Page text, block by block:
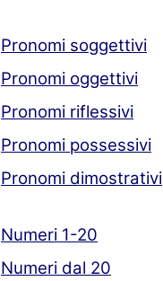
Pronomi soggettivi
Pronomi oggettivi
Pronomi riflessivi
Pronomi possessivi
Pronomi dimostrativi
Numeri 1-20
Numeri dal 20